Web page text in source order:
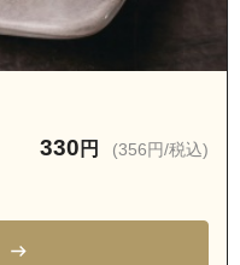
330 円 (356円/税込)